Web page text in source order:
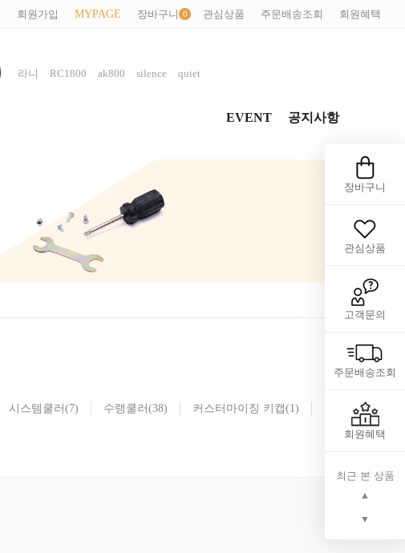
회원가입 MYPAGE 장바구니 관심상품 주문배송조회 회원혜택
라니 RC1800 ak800 silence quiet
EVENT 공지사항
시스템쿨러 (7) 수랭쿨러 (38) 커스터마이징 키캡(1)
장바구니
관심상품
고객문의
주문배송조회
회원혜택
최근 본 상품
▲
▼